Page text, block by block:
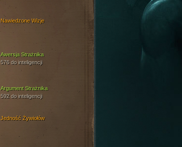
Awersja Strażnika
576 do inteligencji
Argument Strażnika
592 do inteligencji
Jedność Żywiołów
Nawiedzone Wizje